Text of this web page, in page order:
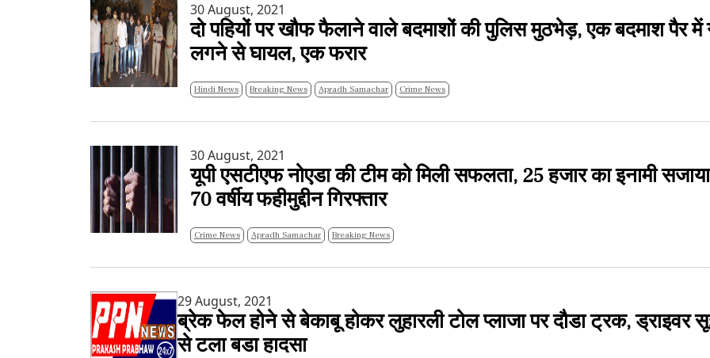
30 August, 2021
दो पहियों पर खौफ फैलाने वाले बदमाशों की पुलिस मुठभेड़, एक बदमाश पैर में
लगने से घायल, एक फरार
Hindi News Breaking News Apradh Samachar Crime News
30 August, 2021
यूपी एसटीएफ नोएडा की टीम को मिली सफलता, 25 हजार का इनामी
70 वर्षीय फहीमुद्दीन गिरफ्तार
Crime News Apradh Samachar Breaking News
29 August, 2021
ब्रेक फेल होने से बेकाबू होकर लुहारली टोल प्लाजा पर दौडा ट्रक, ड्राइवर
से टला बडा हादसा